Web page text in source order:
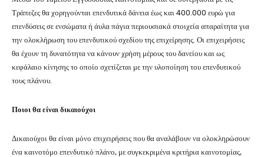
Τράπεζες θα χορηγούνται επενδυτικά δάνεια έως και 400.000 ευρώ για
επενδύσεις σε ενσώματα ή άυλα πάγια περιουσιακά στοιχεία απαραίτητα για
την ολοκλήρωση του επενδυτικού σχεδίου της επιχείρησης. Οι επιχειρήσεις
θα έχουν τη δυνατότητα να κάνουν χρήση μέρους του δανείου και ως
κεφάλαιο κίνησης το οποίο σχετίζεται με την υλοποίηση του επενδυτικού
τους πλάνου.
Ποιοι θα είναι δικαιούχοι
Δικαιούχοι θα είναι μόνο επιχειρήσεις που θα αναλάβουν να ολοκληρώσουν
ένα καινοτόμο επενδυτικό πλάνο, με συγκεκριμένα κριτήρια καινοτομίας,